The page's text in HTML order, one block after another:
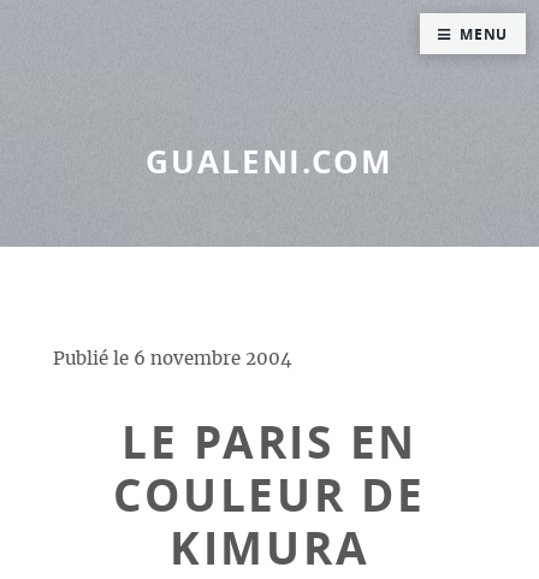
GUALENI.COM
Publié le 6 novembre 2004
LE PARIS EN
COULEUR DE
KIMURA
MENU